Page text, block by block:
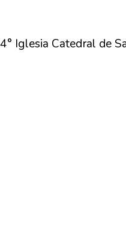
4° Iglesia Catedral de